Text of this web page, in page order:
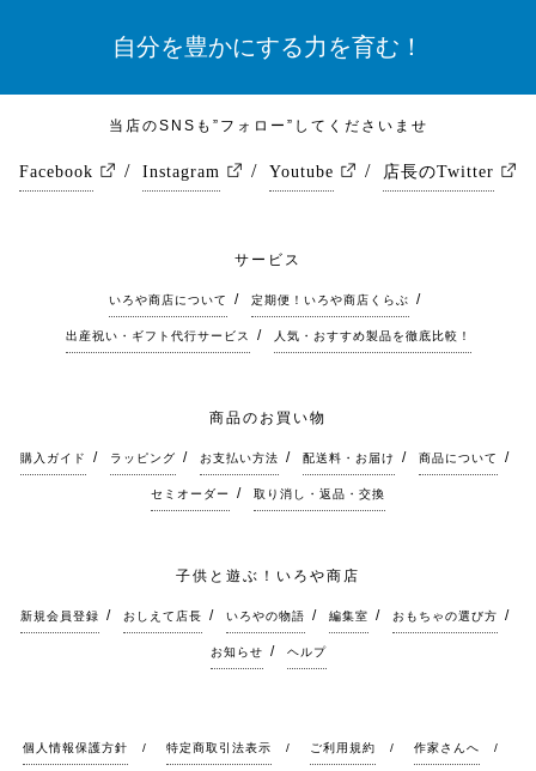
自分を豊かにする力を育む！
当店のSNSも”フォロー”してくださいませ
Facebook Instagram Youtube 店長のTwitter
サービス
いろや商店について 定期便！いろや商店くらぶ
出産祝い・ギフト代行サービス 人気・おすすめ製品を徹底比較！
商品のお買い物
購入ガイド ラッピング お支払い方法 配送料・お届け 商品について
セミオーダー 取り消し・返品・交換
子供と遊ぶ！いろや商店
新規会員登録 おしえて店長 いろやの物語 編集室 おもちゃの選び方
お知らせ ヘルプ
個人情報保護方針 特定商取引法表示 ご利用規約 作家さんへ